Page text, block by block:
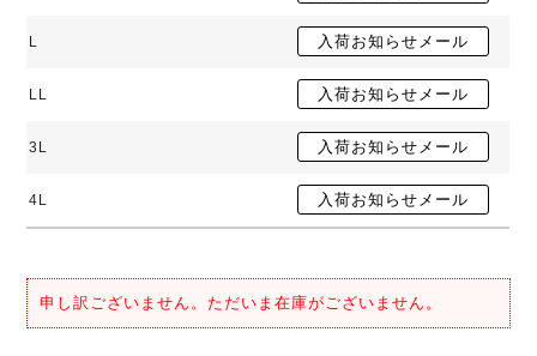
L
LL
3L
4L
申し訳ございません。ただいま在庫がございません。